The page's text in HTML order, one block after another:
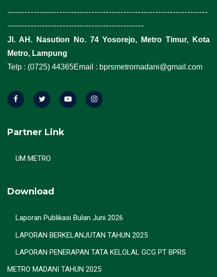
---------------------------------------------------------------------
-----------------------------------------------
Jl. AH. Nasution No. 74 Yosorejo, Metro Timur, Kota
Metro, Lampung
Telp : (0725) 44365Email : bprsmetromadani@gmail.com
Partner Link
UM METRO
Download
Laporan Publikasi Bulan Juni 2026
LAPORAN BERKELANJUTAN TAHUN 2025
LAPORAN PENERAPAN TATA KELOLAL GCG PT BPRS
METRO MADANI TAHUN 2025